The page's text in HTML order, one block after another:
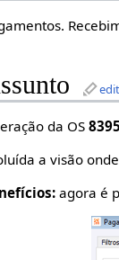
da OS
a visão
agora é